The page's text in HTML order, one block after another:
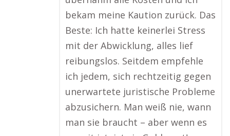
bekam meine Kaution zurück. Das
Beste: Ich hatte keinerlei Stress
mit der Abwicklung, alles lief
reibungslos. Seitdem empfehle
ich jedem, sich rechtzeitig gegen
unerwartete juristische Probleme
abzusichern. Man weiß nie, wann
man sie braucht – aber wenn es